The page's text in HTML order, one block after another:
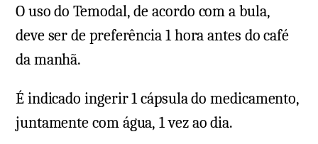
O uso do Temodal, de acordo com a bula,
deve ser de preferência 1 hora antes do café
da manhã.
É indicado ingerir 1 cápsula do medicamento,
juntamente com água, 1 vez ao dia.